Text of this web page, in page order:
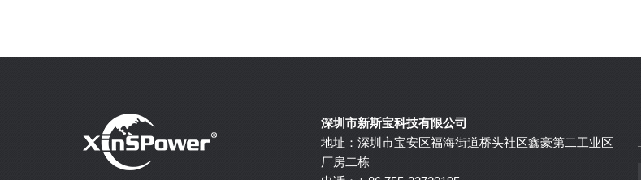
深圳市新斯宝科技有限公司
地址：深圳市宝安区福海街道桥头社区鑫豪第二工业区
厂房二栋